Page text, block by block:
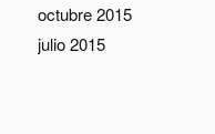
octubre 2015
julio 2015